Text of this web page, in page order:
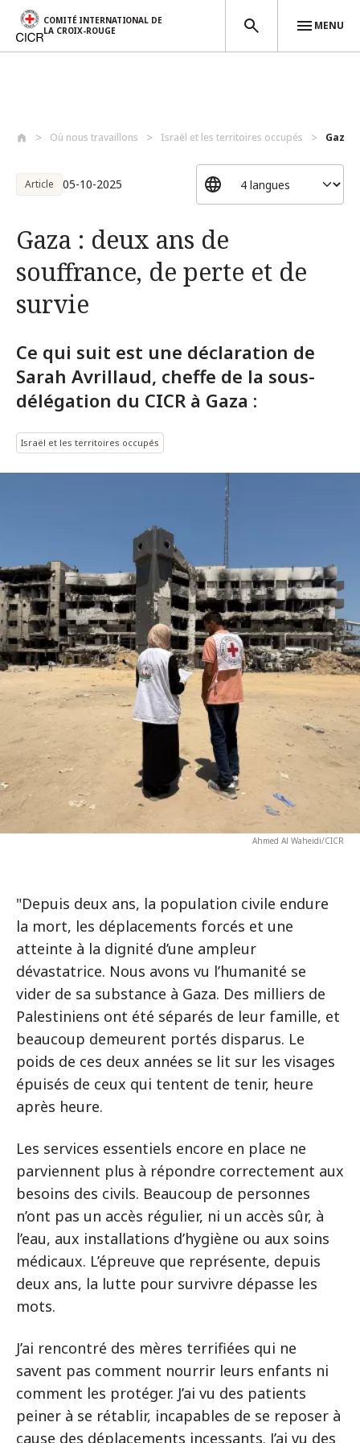
COMITÉ INTERNATIONAL DE
LA CROIX-ROUGE
MENU
Où nous travaillons Israël et les territoires occupés Gaza
Article 05-10-2025
Gaza : deux ans de
souffrance, de perte et de
survie
Ce qui suit est une déclaration de
Sarah Avrillaud, cheffe de la sous-
délégation du CICR à Gaza :
Israël et les territoires occupés
Ahmed Al Waheidi/CICR
"Depuis deux ans, la population civile endure
la mort, les déplacements forcés et une
atteinte à la dignité d’une ampleur
dévastatrice. Nous avons vu l’humanité se
vider de sa substance à Gaza. Des milliers de
Palestiniens ont été séparés de leur famille, et
beaucoup demeurent portés disparus. Le
poids de ces deux années se lit sur les visages
épuisés de ceux qui tentent de tenir, heure
après heure.
Les services essentiels encore en place ne
parviennent plus à répondre correctement aux
besoins des civils. Beaucoup de personnes
n’ont pas un accès régulier, ni un accès sûr, à
l’eau, aux installations d’hygiène ou aux soins
médicaux. L’épreuve que représente, depuis
deux ans, la lutte pour survivre dépasse les
mots.
J’ai rencontré des mères terrifiées qui ne
savent pas comment nourrir leurs enfants ni
comment les protéger. J’ai vu des patients
peiner à se rétablir, incapables de se reposer à
cause des déplacements incessants. J’ai vu des